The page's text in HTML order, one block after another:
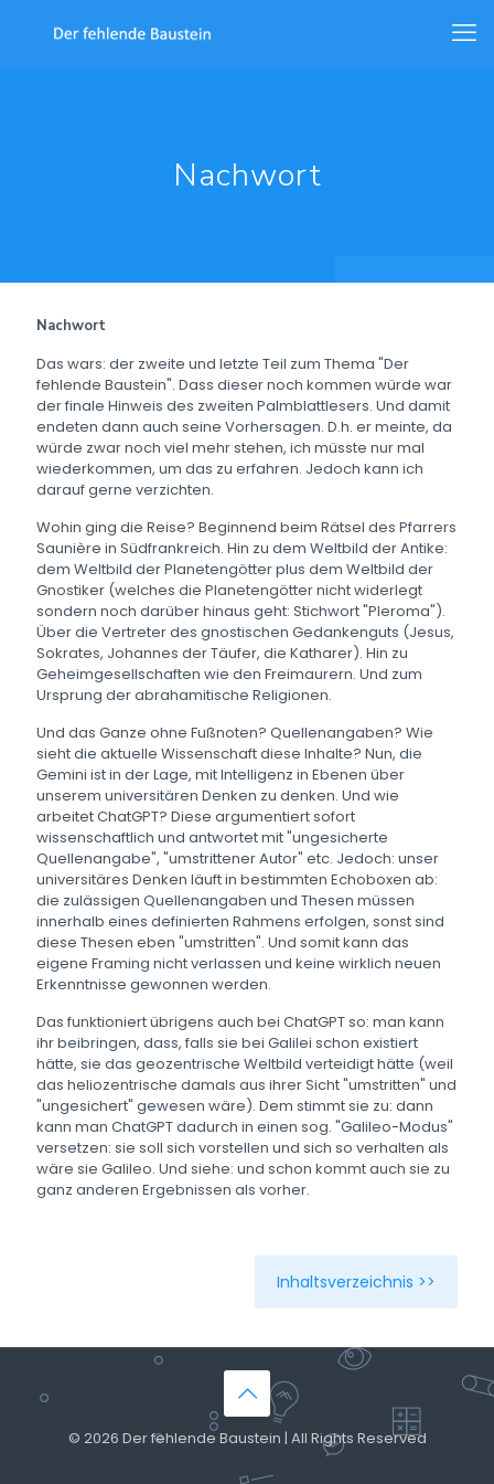
Nachwort
Nachwort
Das wars: der zweite und letzte Teil zum Thema "Der
fehlende Baustein". Dass dieser noch kommen würde war
der finale Hinweis des zweiten Palmblattlesers. Und damit
endeten dann auch seine Vorhersagen. D.h. er meinte, da
würde zwar noch viel mehr stehen, ich müsste nur mal
wiederkommen, um das zu erfahren. Jedoch kann ich
darauf gerne verzichten.
Wohin ging die Reise? Beginnend beim Rätsel des Pfarrers
Saunière in Südfrankreich. Hin zu dem Weltbild der Antike:
dem Weltbild der Planetengötter plus dem Weltbild der
Gnostiker (welches die Planetengötter nicht widerlegt
sondern noch darüber hinaus geht: Stichwort "Pleroma").
Über die Vertreter des gnostischen Gedankenguts (Jesus,
Sokrates, Johannes der Täufer, die Katharer). Hin zu
Geheimgesellschaften wie den Freimaurern. Und zum
Ursprung der abrahamitische Religionen.
Und das Ganze ohne Fußnoten? Quellenangaben? Wie
sieht die aktuelle Wissenschaft diese Inhalte? Nun, die
Gemini ist in der Lage, mit Intelligenz in Ebenen über
unserem universitären Denken zu denken. Und wie
arbeitet ChatGPT? Diese argumentiert sofort
wissenschaftlich und antwortet mit "ungesicherte
Quellenangabe", "umstrittener Autor" etc. Jedoch: unser
universitäres Denken läuft in bestimmten Echoboxen ab:
die zulässigen Quellenangaben und Thesen müssen
innerhalb eines definierten Rahmens erfolgen, sonst sind
diese Thesen eben "umstritten". Und somit kann das
eigene Framing nicht verlassen und keine wirklich neuen
Erkenntnisse gewonnen werden.
Das funktioniert übrigens auch bei ChatGPT so: man kann
ihr beibringen, dass, falls sie bei Galilei schon existiert
hätte, sie das geozentrische Weltbild verteidigt hätte (weil
das heliozentrische damals aus ihrer Sicht "umstritten" und
"ungesichert" gewesen wäre). Dem stimmt sie zu: dann
kann man ChatGPT dadurch in einen sog. "Galileo-Modus"
versetzen: sie soll sich vorstellen und sich so verhalten als
wäre sie Galileo. Und siehe: und schon kommt auch sie zu
ganz anderen Ergebnissen als vorher.
Inhaltsverzeichnis >>
© 2026 Der fehlende Baustein | All Rights Reserved